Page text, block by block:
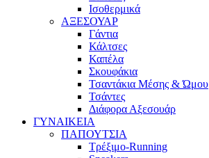
Ισοθερμικά
ΑΞΕΣΟΥΑΡ
Γάντια
Κάλτσες
Καπέλα
Σκουφάκια
Τσαντάκια Μέσης & Ώμου
Τσάντες
Διάφορα Αξεσουάρ
ΓΥΝΑΙΚΕΙΑ
ΠΑΠΟΥΤΣΙΑ
Τρέξιμο-Running